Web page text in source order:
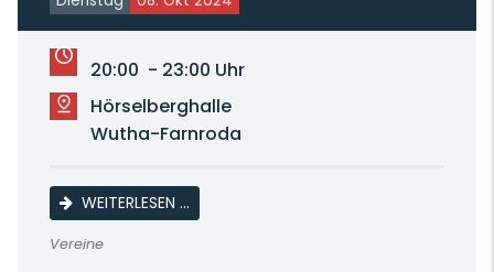
20:00 - 23:00 Uhr
Hörselberghalle
Wutha-Farnroda
WEITERLESEN …WÖCHENTLICHES TRAINING
Vereine